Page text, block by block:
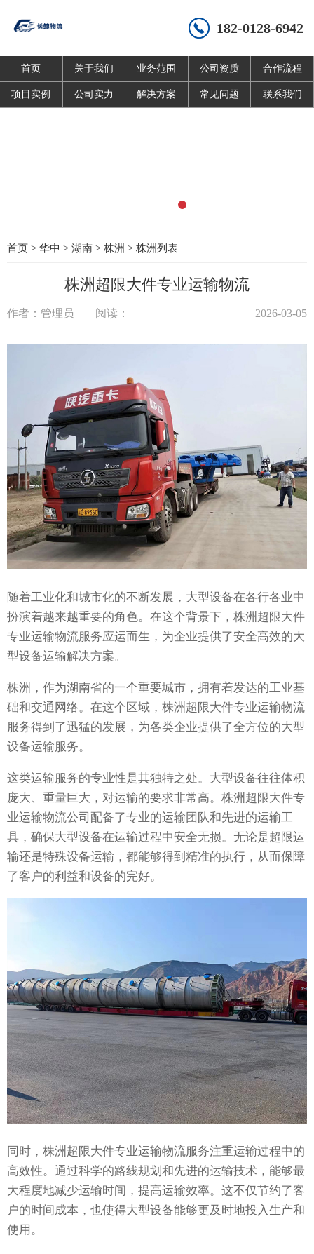
182-0128-6942
首页 关于我们 业务范围 公司资质 合作流程
项目实例 公司实力 解决方案 常见问题 联系我们
首页 > 华中 > 湖南 > 株洲 > 株洲列表
株洲超限大件专业运输物流
作者：管理员 阅读： 2026-03-05
随着工业化和城市化的不断发展，大型设备在各行各业中
扮演着越来越重要的角色。在这个背景下，株洲超限大件
专业运输物流服务应运而生，为企业提供了安全高效的大
型设备运输解决方案。
株洲，作为湖南省的一个重要城市，拥有着发达的工业基
础和交通网络。在这个区域，株洲超限大件专业运输物流
服务得到了迅猛的发展，为各类企业提供了全方位的大型
设备运输服务。
这类运输服务的专业性是其独特之处。大型设备往往体积
庞大、重量巨大，对运输的要求非常高。株洲超限大件专
业运输物流公司配备了专业的运输团队和先进的运输工
具，确保大型设备在运输过程中安全无损。无论是超限运
输还是特殊设备运输，都能够得到精准的执行，从而保障
了客户的利益和设备的完好。
同时，株洲超限大件专业运输物流服务注重运输过程中的
高效性。通过科学的路线规划和先进的运输技术，能够最
大程度地减少运输时间，提高运输效率。这不仅节约了客
户的时间成本，也使得大型设备能够更及时地投入生产和
使用。